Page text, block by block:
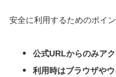
安全に利用するためのポイン
公式URLからのみア
利用時はブラウザや